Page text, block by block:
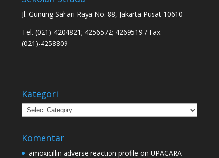
Jl. Gunung Sahari Raya No. 88, Jakarta Pusat 10610
Tel. (021)-4204821; 4256572; 4269519 / Fax.
(021)-4258809
Kategori
Kategori
Komentar
amoxicillin adverse reaction profile on UPACARA